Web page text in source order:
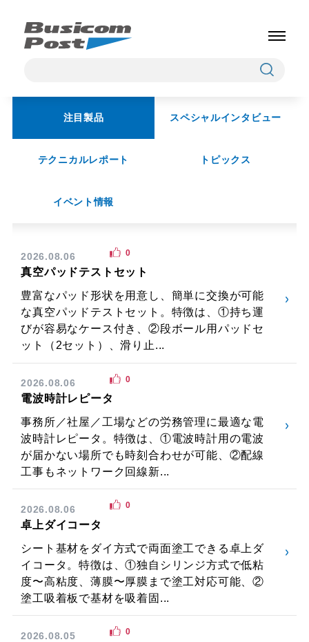
注目製品 スペシャルインタビュー
テクニカルレポート トピックス
イベント情報
2026.08.06
真空パッドテストセット
豊富なパッド形状を用意し、簡単に交換が可能
な真空パッドテストセット。特徴は、①持ち運
びが容易なケース付き、②段ボール用パッドセ
ット（2セット）、滑り止...
0
2026.08.06
電波時計レピータ
事務所／社屋／工場などの労務管理に最適な電
波時計レピータ。特徴は、①電波時計用の電波
が届かない場所でも時刻合わせが可能、②配線
工事もネットワーク回線新...
0
2026.08.06
卓上ダイコータ
シート基材をダイ方式で両面塗工できる卓上ダ
イコータ。特徴は、①独自シリンジ方式で低粘
度〜高粘度、薄膜〜厚膜まで塗工対応可能、②
塗工吸着板で基材を吸着固...
0
2026.08.05 0